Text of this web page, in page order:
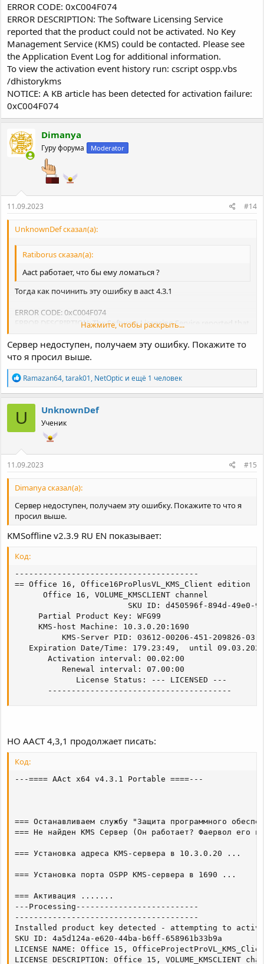
ERROR CODE: 0xC004F074
ERROR DESCRIPTION: The Software Licensing Service
reported that the product could not be activated. No Key
Management Service (KMS) could be contacted. Please see
the Application Event Log for additional information.
To view the activation event history run: cscript ospp.vbs
/dhistorykms
NOTICE: A KB article has been detected for activation failure:
0xC004F074
Dimanya
Гуру форума Moderator
11.09.2023 #14
UnknownDef сказал(а):
Ratiborus сказал(а):
Aact работает, что бы ему ломаться ?
Нажмите, чтобы раскрыть...
Тогда как починить эту ошибку в aact 4.3.1
ERROR CODE: 0xC004F074
ERROR DESCRIPTION: The Software Licensing Service reported that
(KMS) could be contacted. Please see the Application Event Log for
additional information.
To view the activation event history run: cscript ospp.vbs
/dhistorykms
NOTICE: A KB article has been detected for activation failure:
0xC004F074
Нажмите, чтобы раскрыть...
Сервер недоступен, получаем эту ошибку. Покажите то
что я просил выше.
Р
е
а
к
ц
и
и
Ramazan64,tarak01, NetOptic и ещё 1 человек
U UnknownDef
Ученик
11.09.2023 #15
Dimanya сказал(а):
Сервер недоступен, получаем эту ошибку. Покажите то что я
просил выше.
KMSoffline v2.3.9 RU EN показывает:
Код:
---------------------------------------
== Office 16, Office16ProPlusVL_KMS_Client edition
      Office 16, VOLUME_KMSCLIENT channel
SKU ID: d450596f-894d-49e0-
     Partial Product Key: WFG99
     KMS-host Machine: 10.3.0.20:1690
KMS-Server PID: 03612-00206-451-209826-03-
Expiration Date/Time: 179.23:49,  until
       Activation interval: 00.02:00
          Renewal interval: 07.00:00
             License Status: --- LICENSED ---
       ---------------------------------------
НО AACT 4,3,1 продолжает писать:
Код:
---==== AAct x64 v4.3.1 Portable ====---
=== Останавливаем cлужбу "Защита программного
=== Не найден KMS Сервер (Он работает? Фаервол его
=== Установка адреса KMS-сервера в 10.3.0.20 ...
=== Установка порта OSPP KMS-сервера в 1690 ...
=== Активация .......
---Processing--------------------------
---------------------------------------
Installed product key detected - attempting to
SKU ID: 4a5d124a-e620-44ba-b6ff-658961b33b9a
LICENSE NAME: Office 15,
LICENSE DESCRIPTION: Office 15, VOLUME_KMSCLIENT